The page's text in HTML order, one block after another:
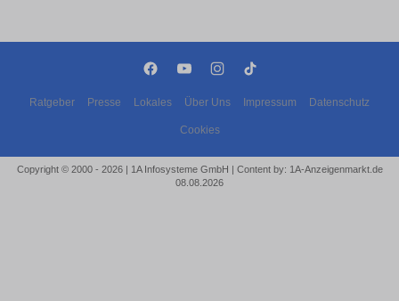
Ratgeber Presse Lokales Über Uns Impressum Datenschutz
Cookies
Copyright © 2000 - 2026 | 1A Infosysteme GmbH | Content by: 1A-Anzeigenmarkt.de
08.08.2026